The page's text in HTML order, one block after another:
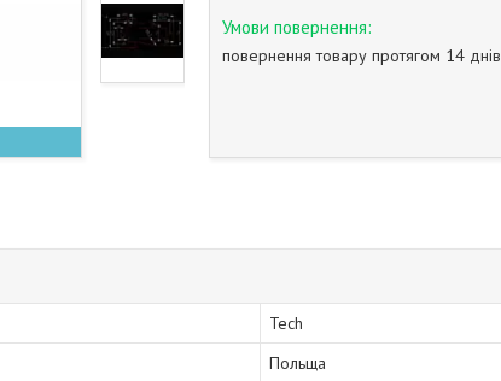
повернення товару протягом 14 днів
Tech
Польща